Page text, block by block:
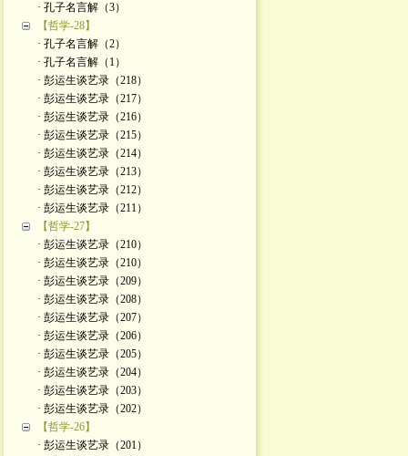
· 孔子名言解（3）
【哲学-28】
· 孔子名言解（2）
· 孔子名言解（1）
· 彭运生谈艺录（218）
· 彭运生谈艺录（217）
· 彭运生谈艺录（216）
· 彭运生谈艺录（215）
· 彭运生谈艺录（214）
· 彭运生谈艺录（213）
· 彭运生谈艺录（212）
· 彭运生谈艺录（211）
【哲学-27】
· 彭运生谈艺录（210）
· 彭运生谈艺录（210）
· 彭运生谈艺录（209）
· 彭运生谈艺录（208）
· 彭运生谈艺录（207）
· 彭运生谈艺录（206）
· 彭运生谈艺录（205）
· 彭运生谈艺录（204）
· 彭运生谈艺录（203）
· 彭运生谈艺录（202）
【哲学-26】
· 彭运生谈艺录（201）